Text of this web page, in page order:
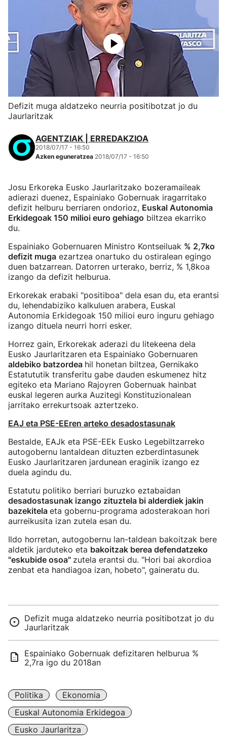
Defizit muga aldatzeko neurria positibotzat jo du
Jaurlaritzak
AGENTZIAK | ERREDAKZIOA
2018/07/17 - 16:50
Azken eguneratzea 2018/07/17 - 16:50
Josu Erkoreka Eusko Jaurlaritzako bozeramaileak
adierazi duenez, Espainiako Gobernuak iragarritako
defizit helburu berriaren ondorioz, Euskal Autonomia
Erkidegoak 150 milioi euro gehiago biltzea ekarriko
du.
Espainiako Gobernuaren Ministro Kontseiluak % 2,7ko
defizit muga ezartzea onartuko du ostiralean egingo
duen batzarrean. Datorren urterako, berriz, % 1,8koa
izango da defizit helburua.
Erkorekak erabaki "positiboa" dela esan du, eta erantsi
du, lehendabiziko kalkuluen arabera, Euskal
Autonomia Erkidegoak 150 milioi euro inguru gehiago
izango dituela neurri horri esker.
Horrez gain, Erkorekak aderazi du litekeena dela
Eusko Jaurlaritzaren eta Espainiako Gobernuaren
aldebiko batzordea hil honetan biltzea, Gernikako
Estatututik transferitu gabe dauden eskumenez hitz
egiteko eta Mariano Rajoyren Gobernuak hainbat
euskal legeren aurka Auzitegi Konstituzionalean
jarritako errekurtsoak aztertzeko.
EAJ eta PSE-EEren arteko desadostasunak
Bestalde, EAJk eta PSE-EEk Eusko Legebiltzarreko
autogobernu lantaldean dituzten ezberdintasunek
Eusko Jaurlaritzaren jardunean eraginik izango ez
duela agindu du.
Estatutu politiko berriari buruzko eztabaidan
desadostasunak izango zituztela bi alderdiek jakin
bazekitela eta gobernu-programa adosterakoan hori
aurreikusita izan zutela esan du.
Ildo horretan, autogobernu lan-taldean bakoitzak bere
aldetik jarduteko eta bakoitzak berea defendatzeko
"eskubide osoa" zutela erantsi du. "Hori bai akordioa
zenbat eta handiagoa izan, hobeto", gaineratu du.
Defizit muga aldatzeko neurria positibotzat jo du
Jaurlaritzak
Espainiako Gobernuak defizitaren helburua %
2,7ra igo du 2018an
Politika
Ekonomia
Euskal Autonomia Erkidegoa
Eusko Jaurlaritza